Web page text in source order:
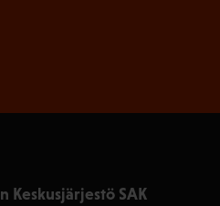
Keskusjärjestö SAK